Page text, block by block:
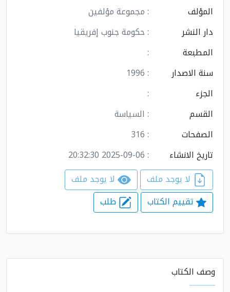
المؤلف
: مجموعة مؤلفين
دار النشر
: حكومة جنوب إفريقيا
المطبعة
:
سنة الاصدار
: 1996
الجزء
:
القسم
: السياسة
الصفحات
: 316
تاريخ الانشاء
: 2025-09-06 20:32:30
تقييم الكتاب
طلب
وصف الكتاب